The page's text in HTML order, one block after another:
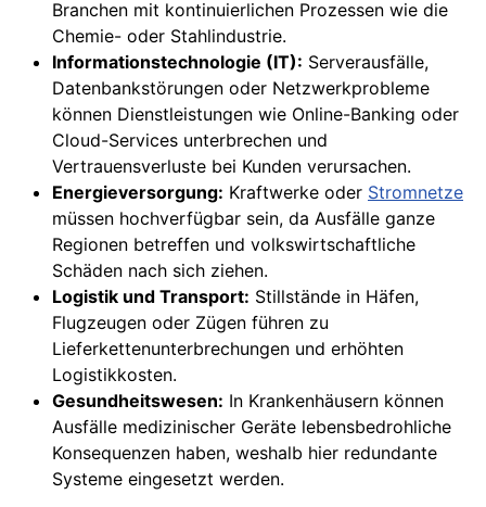
Branchen mit kontinuierlichen Prozessen wie die
Chemie- oder Stahlindustrie.
Informationstechnologie (IT): Serverausfälle,
Datenbankstörungen oder Netzwerkprobleme
können Dienstleistungen wie Online-Banking oder
Cloud-Services unterbrechen und
Vertrauensverluste bei Kunden verursachen.
Energieversorgung: Kraftwerke oder Stromnetze
müssen hochverfügbar sein, da Ausfälle ganze
Regionen betreffen und volkswirtschaftliche
Schäden nach sich ziehen.
Logistik und Transport: Stillstände in Häfen,
Flugzeugen oder Zügen führen zu
Lieferkettenunterbrechungen und erhöhten
Logistikkosten.
Gesundheitswesen: In Krankenhäusern können
Ausfälle medizinischer Geräte lebensbedrohliche
Konsequenzen haben, weshalb hier redundante
Systeme eingesetzt werden.